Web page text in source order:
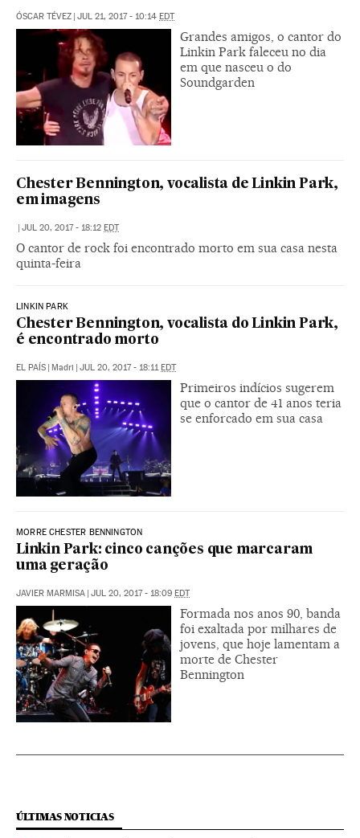
ÓSCAR TÉVEZ JUL 21, 2017 - 10:14 EDT
Grandes amigos, o cantor do
Linkin Park faleceu no dia
em que nasceu o do
Soundgarden
Chester Bennington, vocalista de Linkin Park,
em imagens
JUL 20, 2017 - 18:12 EDT
O cantor de rock foi encontrado morto em sua casa nesta
quinta-feira
LINKIN PARK
Chester Bennington, vocalista do Linkin Park,
é encontrado morto
EL PAÍS Madri JUL 20, 2017 - 18:11 EDT
Primeiros indícios sugerem
que o cantor de 41 anos teria
se enforcado em sua casa
MORRE CHESTER BENNINGTON
Linkin Park: cinco canções que marcaram
uma geração
JAVIER MARMISA | JUL 20, 2017 - 18:09 EDT
Formada nos anos 90, banda
foi exaltada por milhares de
jovens, que hoje lamentam a
morte de Chester
Bennington
ÚLTIMAS NOTICIAS